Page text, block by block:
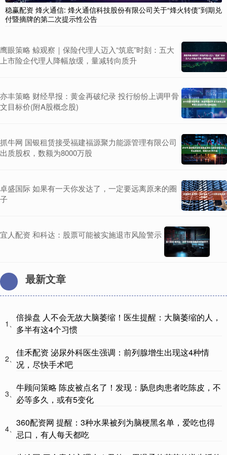
稳赢配资 烽火通信: 烽火通信科技股份有限公司关于“烽火转债”到期兑
付暨摘牌的第二次提示性公告
鹰眼策略 鲸观察｜保险代理人迈入“筑底”时刻：五大
上市险企代理人降幅放缓，量减转向质升
亦丰策略 财经早报：黄金再破纪录 投行纷纷上调甲骨
文目标价(附A股概念股)
抓牛网 国银租赁接受福建福源聚力能源管理有限公司
出质股权，数额为8000万股
卓盛国际 如果有一天你发达了，一定要远离原来的圈
子
宜人配资 和科达：股票可能被实施退市风险警示
最新文章
1、
倍操盘 人不会无故大脑萎缩！医生提醒：大脑萎缩的人，
多半有这4个习惯
2、
佳禾配资 泌尿外科医生强调：前列腺增生出现这4种情
况，尽快手术吧
3、
牛顾问策略 陈皮被点名了！发现：肠息肉患者吃陈皮，不
必等多久，或有5变化
4、
360配资网 提醒：3种水果被列为脑梗黑名单，爱吃也得
忌口，有人每天都吃